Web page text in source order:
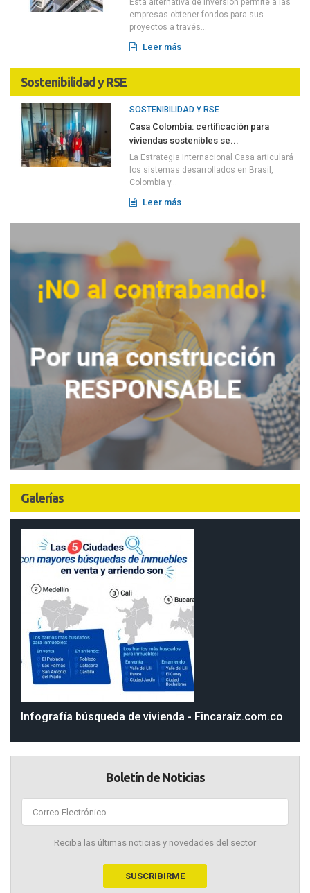
Esta alternativa de inversión permite a las
empresas obtener fondos para sus
proyectos a través...
Leer más
Sostenibilidad y RSE
SOSTENIBILIDAD Y RSE
Casa Colombia: certificación para
viviendas sostenibles se...
La Estrategia Internacional Casa articulará
los sistemas desarrollados en Brasil,
Colombia y...
Leer más
Galerías
Infografía búsqueda de vivienda - Fincaraíz.com.co
Boletín de Noticias
Reciba las últimas noticias y novedades del sector